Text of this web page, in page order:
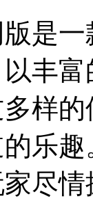
是
丰
样
乐
尽